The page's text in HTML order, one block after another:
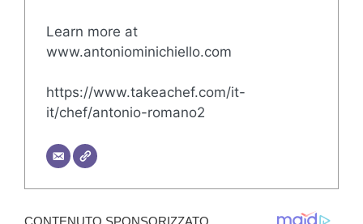
Learn more at
www.antoniominichiello.com
https://www.takeachef.com/it-
it/chef/antonio-romano2